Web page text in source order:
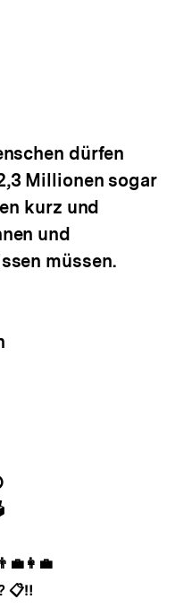
dürfen
Millionen sogar
kurz und
und
müssen.
📋‼️